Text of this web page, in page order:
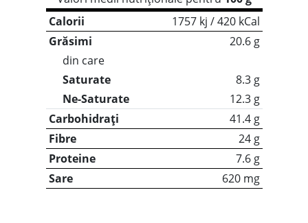
Calorii
1757 kj / 420 kCal
Grăsimi
20.6 g
din care
Saturate
8.3 g
Ne-Saturate
12.3 g
Carbohidrați
41.4 g
Fibre
24 g
Proteine
7.6 g
Sare
620 mg